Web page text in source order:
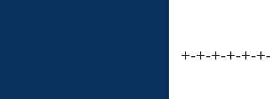
+-+-+-+-+-